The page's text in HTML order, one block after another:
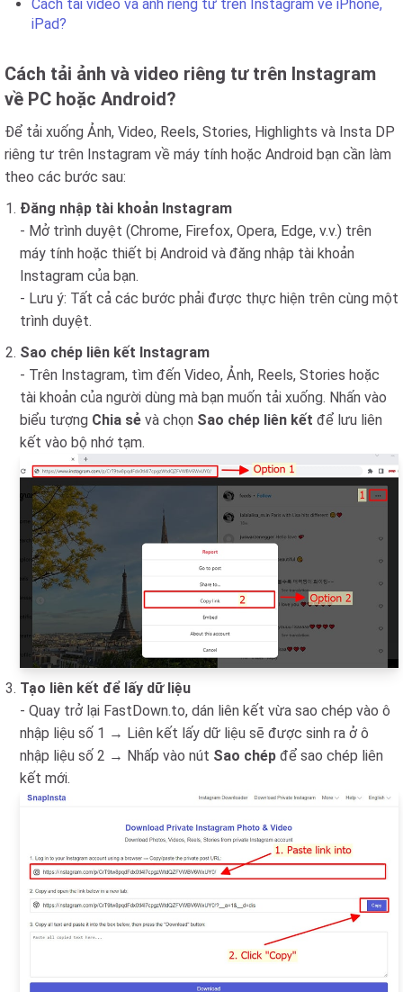
Cách tải video và ảnh riêng tư trên Instagram về iPhone,
iPad?
Cách tải ảnh và video riêng tư trên Instagram
về PC hoặc Android?
Để tải xuống Ảnh, Video, Reels, Stories, Highlights và Insta DP
riêng tư trên Instagram về máy tính hoặc Android bạn cần làm
theo các bước sau:
Đăng nhập tài khoản Instagram
- Mở trình duyệt (Chrome, Firefox, Opera, Edge, v.v.) trên
máy tính hoặc thiết bị Android và đăng nhập tài khoản
Instagram của bạn.
- Lưu ý: Tất cả các bước phải được thực hiện trên cùng một
trình duyệt.
Sao chép liên kết Instagram
- Trên Instagram, tìm đến Video, Ảnh, Reels, Stories hoặc
tài khoản của người dùng mà bạn muốn tải xuống. Nhấn vào
biểu tượng Chia sẻ và chọn Sao chép liên kết để lưu liên
kết vào bộ nhớ tạm.
Tạo liên kết để lấy dữ liệu
- Quay trở lại FastDown.to, dán liên kết vừa sao chép vào ô
nhập liệu số 1 → Liên kết lấy dữ liệu sẽ được sinh ra ở ô
nhập liệu số 2 → Nhấp vào nút Sao chép để sao chép liên
kết mới.